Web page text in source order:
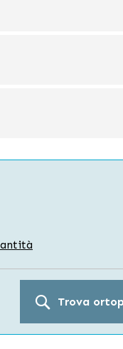
Trova